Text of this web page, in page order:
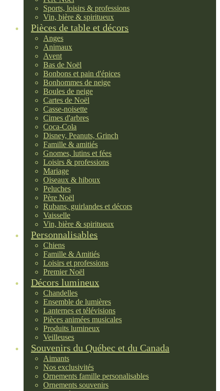
Sports, loisirs & professions
Vin, bière & spiritueux
Pièces de table et décors
Anges
Animaux
Avent
Bas de Noël
Bonbons et pain d'épices
Bonhommes de neige
Boules de neige
Cartes de Noël
Casse-noisette
Cimes d'arbres
Coca-Cola
Disney, Peanuts, Grinch
Famille & amitiés
Gnomes, lutins et fées
Loisirs & professions
Mariage
Oiseaux & hiboux
Peluches
Père Noël
Rubans, guirlandes et décors
Vaisselle
Vin, bière & spiritueux
Personnalisables
Chiens
Famille & Amitiés
Loisirs et professions
Premier Noël
Décors lumineux
Chandelles
Ensemble de lumières
Lanternes et télévisions
Pièces animées musicales
Produits lumineux
Veilleuses
Souvenirs du Québec et du Canada
Aimants
Nos exclusivités
Ornements famille personalisables
Ornements souvenirs